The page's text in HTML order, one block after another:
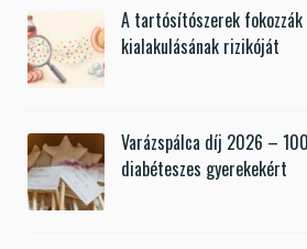
A tartósítószerek
kialakulásának rizikóját
Varázspálca díj 2026 –
diabéteszes gyerekekért